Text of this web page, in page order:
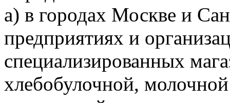
а) в городах Москве и
предприятиях и
специализированных
хлебобулочной,